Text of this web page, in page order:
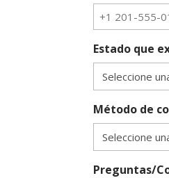
Estado que
Método de
Preguntas/